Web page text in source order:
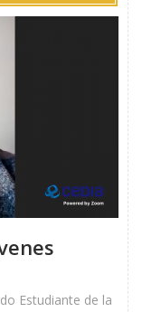
Estudiante de la